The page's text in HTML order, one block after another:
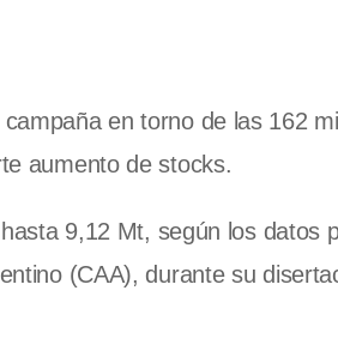
en torno de las 162
aumento de stocks.
9,12 Mt, según los datos
(CAA), durante su